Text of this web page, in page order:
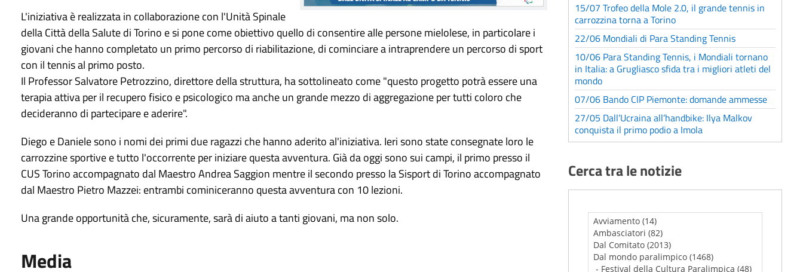
L'iniziativa è realizzata in collaborazione con l'Unità Spinale
della Città della Salute di Torino e si pone come obiettivo quello di consentire alle persone mielolese, in particolare i
giovani che hanno completato un primo percorso di riabilitazione, di cominciare a intraprendere un percorso di sport
con il tennis al primo posto.
Il Professor Salvatore Petrozzino, direttore della struttura, ha sottolineato come "questo progetto potrà essere una
terapia attiva per il recupero fisico e psicologico ma anche un grande mezzo di aggregazione per tutti coloro che
decideranno di partecipare e aderire".
Diego e Daniele sono i nomi dei primi due ragazzi che hanno aderito al'iniziativa. Ieri sono state consegnate loro le
carrozzine sportive e tutto l'occorrente per iniziare questa avventura. Già da oggi sono sui campi, il primo presso il
CUS Torino accompagnato dal Maestro Andrea Saggion mentre il secondo presso la Sisport di Torino accompagnato
dal Maestro Pietro Mazzei: entrambi cominiceranno questa avventura con 10 lezioni.
Una grande opportunità che, sicuramente, sarà di aiuto a tanti giovani, ma non solo.
Media
15/07 Trofeo della Mole 2.0, il grande tennis in
carrozzina torna a Torino
22/06 Mondiali di Para Standing Tennis
10/06 Para Standing Tennis, i Mondiali tornano
in Italia: a Grugliasco sfida tra i migliori atleti del
mondo
07/06 Bando CIP Piemonte: domande ammesse
27/05 Dall’Ucraina all’handbike: Ilya Malkov
conquista il primo podio a Imola
Cerca tra le notizie